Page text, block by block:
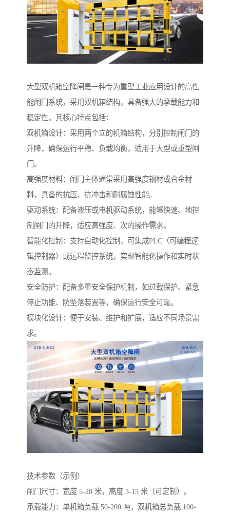
大型双机箱空降闸是一种专为重型工业应用设计的高性
能闸门系统，采用双机箱结构，具备强大的承载能力和
稳定性。其核心特点包括：
双机箱设计：采用两个立的机箱结构，分别控制闸门的
升降，确保运行平稳、负载均衡，适用于大型或重型闸
门。
高强度材料：闸门主体通常采用高强度钢材或合金材
料，具备的抗压、抗冲击和耐腐蚀性能。
驱动系统：配备液压或电机驱动系统，能够快速、地控
制闸门的升降，适应高强度、次的操作需求。
智能化控制：支持自动化控制，可集成PLC（可编程逻
辑控制器）或远程监控系统，实现智能化操作和实时状
态监测。
安全防护：配备多重安全保护机制，如过载保护、紧急
停止功能、防坠落装置等，确保运行安全可靠。
模块化设计：便于安装、维护和扩展，适应不同场景需
求。
技术参数（示例）
闸门尺寸：宽度 5-20 米，高度 3-15 米（可定制）。
承载能力：单机箱负载 50-200 吨，双机箱总负载 100-